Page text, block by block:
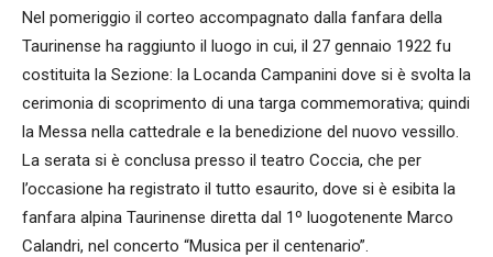
Nel pomeriggio il corteo accompagnato dalla fanfara della
Taurinense ha raggiunto il luogo in cui, il 27 gennaio 1922 fu
costituita la Sezione: la Locanda Campanini dove si è svolta la
cerimonia di scoprimento di una targa commemorativa; quindi
la Messa nella cattedrale e la benedizione del nuovo vessillo.
La serata si è conclusa presso il teatro Coccia, che per
l’occasione ha registrato il tutto esaurito, dove si è esibita la
fanfara alpina Taurinense diretta dal 1º luogotenente Marco
Calandri, nel concerto “Musica per il centenario”.